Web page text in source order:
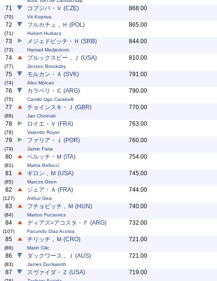
71
(70)
コプジバ・Ｖ (CZE)
Vit Kopriva
868.00
72
(71)
フルカチュ，Ｈ (POL)
Hubert Hurkacz
865.00
73
(73)
メジェドビッチ・Ｈ (SRB)
Hamad Medjedovic
844.00
74
(77)
ブルックスビー，Ｊ (USA)
Jenson Brooksby
810.00
75
(74)
モルカン・Ａ (SVK)
Alex Molcan
791.00
76
(75)
カラベリ・Ｃ (ARG)
Camilo Ugo Carabelli
790.00
77
(88)
チョインスキ・Ｊ (GBR)
Jan Choinski
770.00
78
(78)
ロイエ・Ｖ (FRA)
Valentin Royer
763.00
79
(79)
ファリア・Ｊ (POR)
Jaime Faria
760.00
80
(81)
ベルッチ・Ｍ (ITA)
Mattia Bellucci
754.00
81
(85)
ギロン，Ｍ (USA)
Marcos Giron
745.00
82
(127)
ジェア・Ａ (FRA)
Arthur Gea
744.00
83
(84)
フチョビッチ，Ｍ (HUN)
Marton Fucsovics
740.00
84
(107)
ディアズ=アコスタ・Ｆ (ARG)
Facundo Diaz Acosta
732.00
85
(86)
チリッチ，Ｍ (CRO)
Marin Cilic
721.00
86
(83)
ダックワース，Ｊ (AUS)
James Duckworth
721.00
87 スヴァイダ・Ｚ (USA) 719.00